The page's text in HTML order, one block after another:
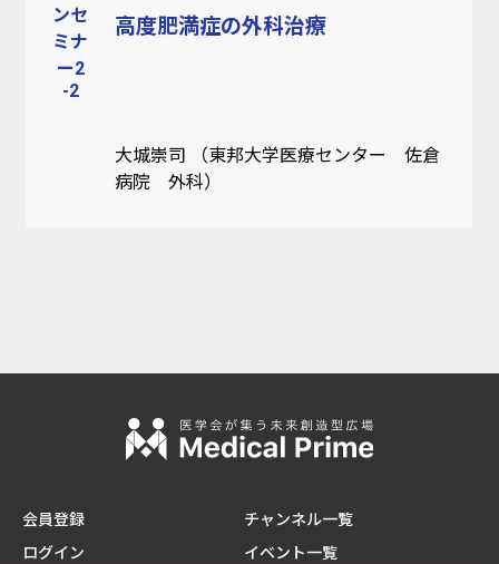
ンセ
ミナ
ー2
-2
高度肥満症の外科治療
大城崇司 （東邦大学医療センター 佐倉
病院 外科）
会員登録
ログイン
チャンネル一覧
イベント一覧